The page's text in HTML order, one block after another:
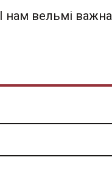
І нам вельмі